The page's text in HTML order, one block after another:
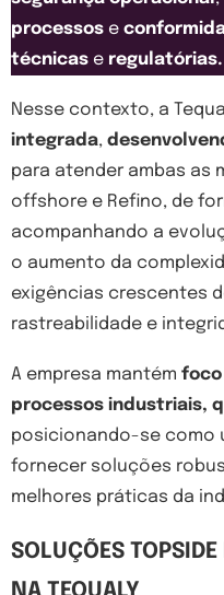
processos e
técnicas e regulatórias.
Nesse contexto, a
integrada,
para atender ambas as
offshore e Refino, de
acompanhando a
o aumento da
exigências crescentes
rastreabilidade e
A empresa mantém foco
processos industriais,
posicionando-se como
fornecer soluções
melhores práticas da
SOLUÇÕES